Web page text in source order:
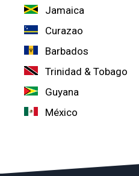
Jamaica
Curazao
Barbados
Trinidad & Tobago
Guyana
México